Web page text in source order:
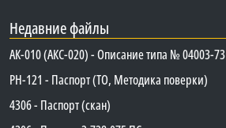
Недавние файлы
АК-010 (АКС-020) - Описание типа № 04003-73
PH-121 - Паспорт (ТО, Методика поверки)
4306 - Паспорт (скан)